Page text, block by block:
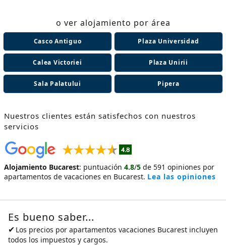
o ver alojamiento por área
Casco Antiguo Plaza Universidad
Calea Victoriei Plaza Unirii
Sala Palatului Pipera
Nuestros clientes están satisfechos con nuestros
servicios
Alojamiento Bucarest: puntuación 4.8/5 de 591 opiniones por
apartamentos de vacaciones en Bucarest. Lea las opiniones
Es bueno saber...
✔ Los precios por apartamentos vacaciones Bucarest incluyen
todos los impuestos y cargos.